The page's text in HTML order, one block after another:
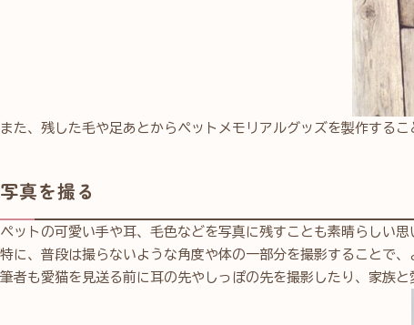
また、残した毛や足あとからペットメモリアルグッズを製作するこ
写真を撮る
ペットの可愛い手や耳、毛色などを写真に残すことも素晴らしい思
特に、普段は撮らないような角度や体の一部分を撮影することで、
筆者も愛猫を見送る前に耳の先やしっぽの先を撮影したり、家族